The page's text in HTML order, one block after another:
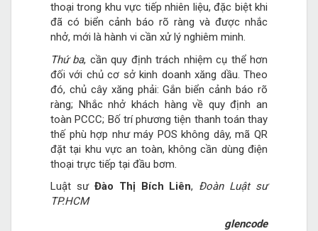
thoại trong khu vực tiếp nhiên liệu, đặc biệt khi
đã có biển cảnh báo rõ ràng và được nhắc
nhở, mới là hành vi cần xử lý nghiêm minh.
Thứ ba, cần quy định trách nhiệm cụ thể hơn
đối với chủ cơ sở kinh doanh xăng dầu. Theo
đó, chủ cây xăng phải: Gắn biển cảnh báo rõ
ràng; Nhắc nhở khách hàng về quy định an
toàn PCCC; Bố trí phương tiện thanh toán thay
thế phù hợp như máy POS không dây, mã QR
đặt tại khu vực an toàn, không cần dùng điện
thoại trực tiếp tại đầu bơm.
Luật sư Đào Thị Bích Liên, Đoàn Luật sư
TP.HCM
glencode